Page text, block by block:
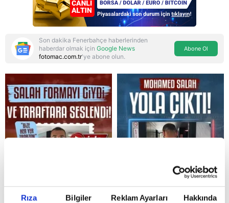
Rıza Bilgiler Reklam Ayarları Hakkında
Reddet
Son dakika Fenerbahçe haberlerinden
haberdar olmak için Google News
fotomac.com.tr'ye abone olun.
Abone Ol